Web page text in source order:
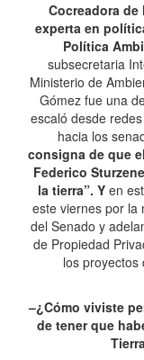
Cocreadora
experta en
Política
subsecretaria
Ministerio de
Gómez fue una
escaló desde
hacia los
consigna de que
Federico
la tierra”. Y en
este viernes por la
del Senado y
de Propiedad
los proyectos
–¿Cómo viviste
de tener que